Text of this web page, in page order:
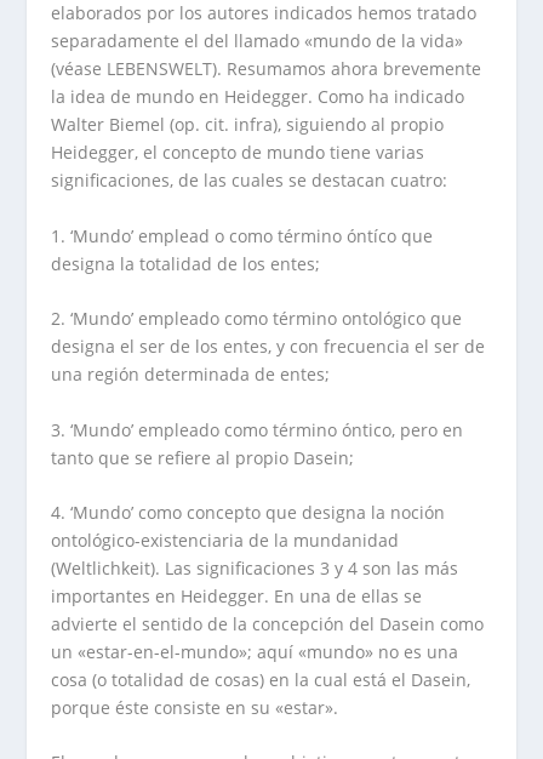
elaborados por los autores indicados hemos tratado
separadamente el del llamado «mundo de la vida»
(véase LEBENSWELT). Resumamos ahora brevemente
la idea de mundo en Heidegger. Como ha indicado
Walter Biemel (op. cit. infra), siguiendo al propio
Heidegger, el concepto de mundo tiene varias
significaciones, de las cuales se destacan cuatro:
1. ‘Mundo’ emplead o como término óntíco que
designa la totalidad de los entes;
2. ‘Mundo’ empleado como término ontológico que
designa el ser de los entes, y con frecuencia el ser de
una región determinada de entes;
3. ‘Mundo’ empleado como término óntico, pero en
tanto que se refiere al propio Dasein;
4. ‘Mundo’ como concepto que designa la noción
ontológico-existenciaria de la mundanidad
(Weltlichkeit). Las significaciones 3 y 4 son las más
importantes en Heidegger. En una de ellas se
advierte el sentido de la concepción del Dasein como
un «estar-en-el-mundo»; aquí «mundo» no es una
cosa (o totalidad de cosas) en la cual está el Dasein,
porque éste consiste en su «estar».